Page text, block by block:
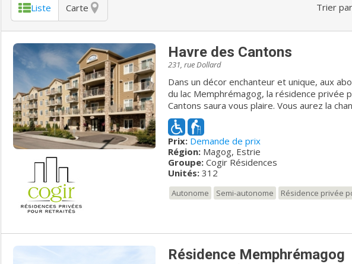
Liste Carte Trier
Havre des Cantons
231, rue Dollard
Dans un décor enchanteur et unique, aux
du lac Memphrémagog, la résidence privée
Cantons saura vous plaire. Vous aurez la
belles journées dans la cour extérieure
imprenable sur le paysage à partir de la
toit. Son décor accueillant et ses installations
environnement des plus chaleureux.
Prix: Demande de prix
Région: Magog, Estrie
Groupe: Cogir Résidences
Unités:312
Autonome Semi-autonome Résidence privée
Résidence Memphrémagog